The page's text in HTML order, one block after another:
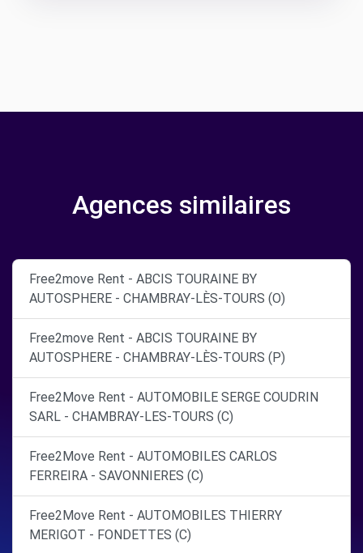
Agences similaires
Free2move Rent - ABCIS TOURAINE BY
AUTOSPHERE - CHAMBRAY-LÈS-TOURS (O)
Free2move Rent - ABCIS TOURAINE BY
AUTOSPHERE - CHAMBRAY-LÈS-TOURS (P)
Free2Move Rent - AUTOMOBILE SERGE COUDRIN
SARL - CHAMBRAY-LES-TOURS (C)
Free2Move Rent - AUTOMOBILES CARLOS
FERREIRA - SAVONNIERES (C)
Free2Move Rent - AUTOMOBILES THIERRY
MERIGOT - FONDETTES (C)